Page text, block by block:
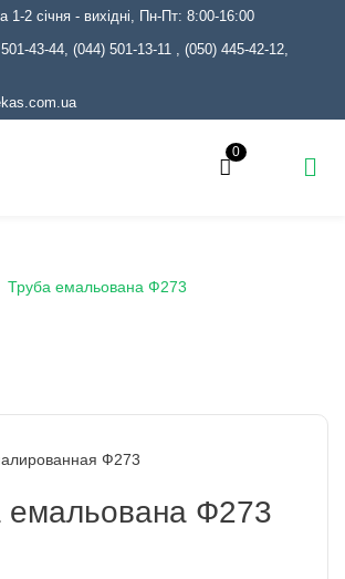
1-2 січня - вихідні, Пн-Пт: 8:00-16:00
43-44, (044) 501-13-11 , (050) 445-42-12,
0
Труба емальована Ф273
емальована Ф273